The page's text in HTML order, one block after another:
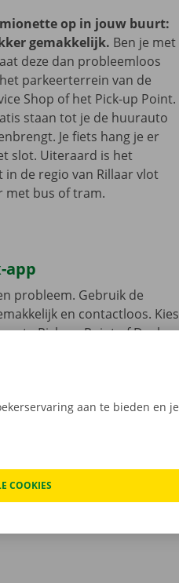
op in jouw buurt:
gemakkelijk. Ben je met
deze dan probleemloos
parkeerterrein van de
Shop of het Pick-up Point.
staan tot je de huurauto
Je fiets hang je er
slot. Uiteraard is het
in de regio van Rillaar vlot
met bus of tram.
app
probleem. Gebruik de
en contactloos. Kies
Pick-up Point of Dockx
aan te bieden en je
COOKIES